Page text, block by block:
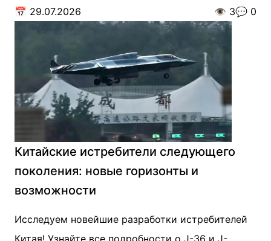
📅 29.07.2026 👁️ 3💬 0
Китайские истребители следующего
поколения: новые горизонты и
возможности
Исследуем новейшие разработки истребителей
Китая! Узнайте все подробности о J-36 и J-